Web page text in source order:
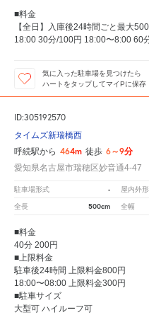
■料金
【全日】入庫後24時間ごと最大
18:00 30分/100円 18:00〜8:00 60
気に入った駐車場を見つけたら
ハートをタップしてマイPに保存
ID:305192570
タイムズ新瑞橋西
呼続駅から 464m 徒歩 6～9分
愛知県名古屋市瑞穂区妙音通4-47
駐車場形式 - 屋内外
全長 500cm 全幅
■料金
40分 200円
■上限料金
駐車後24時間 上限料金800円
18:00〜08:00 上限料金300円
■駐車サイズ
大型可 ハイルーフ可